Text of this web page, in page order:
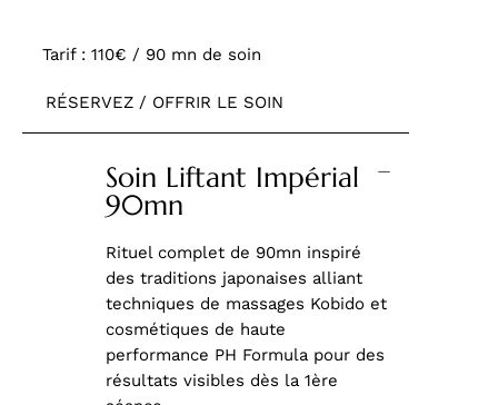
Tarif : 110€ / 90 mn de soin
RÉSERVEZ / OFFRIR LE SOIN
Soin Liftant Impérial
90mn
Rituel complet de 90mn inspiré
des traditions japonaises alliant
techniques de massages Kobido et
cosmétiques de haute
performance PH Formula pour des
résultats visibles dès la 1ère